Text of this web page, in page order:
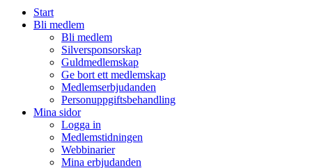
Start
Bli medlem
Bli medlem
Silversponsorskap
Guldmedlemskap
Ge bort ett medlemskap
Medlemserbjudanden
Personuppgiftsbehandling
Mina sidor
Logga in
Medlemstidningen
Webbinarier
Mina erbjudanden